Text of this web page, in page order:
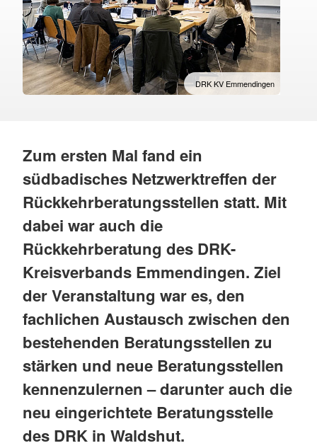
DRK KV Emmendingen
Zum ersten Mal fand ein
südbadisches Netzwerktreffen der
Rückkehrberatungsstellen statt. Mit
dabei war auch die
Rückkehrberatung des DRK-
Kreisverbands Emmendingen. Ziel
der Veranstaltung war es, den
fachlichen Austausch zwischen den
bestehenden Beratungsstellen zu
stärken und neue Beratungsstellen
kennenzulernen – darunter auch die
neu eingerichtete Beratungsstelle
des DRK in Waldshut.